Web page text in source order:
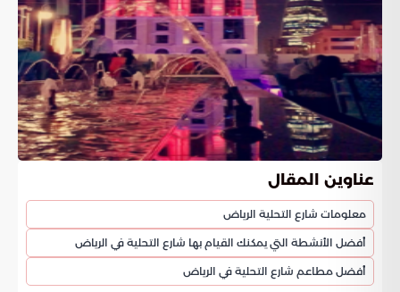
عناوين المقال
معلومات شارع التحلية الرياض
أفضل الأنشطة التي يمكنك القيام بها شارع التحلية في الرياض
أفضل مطاعم شارع التحلية في الرياض